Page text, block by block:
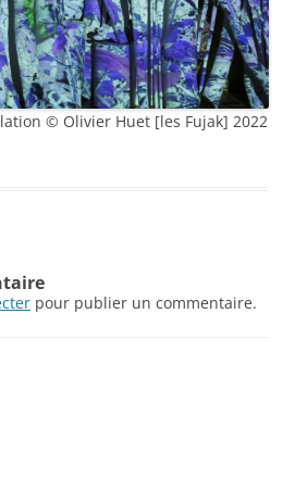
© Olivier Huet [les Fujak] 2022
pour publier un commentaire.